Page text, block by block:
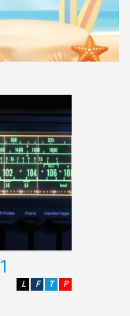
1
P
T
F
L